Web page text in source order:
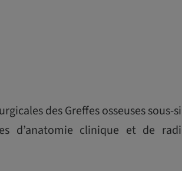
des Greffes osseuses sous-
d’anatomie clinique et de